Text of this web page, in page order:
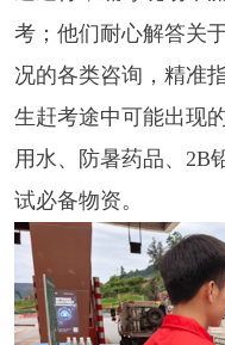
考；他们耐心解答关
况的各类咨询，精准
生赶考途中可能出现
用水、防暑药品、2B
试必备物资。